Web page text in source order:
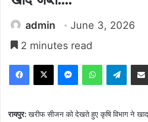
admin
June 3, 2026
2 minutes read
Facebook
X MessengerWhatsApp
रायपुर:खरीफ सीजन को देखते हुए कृषि विभाग ने खाद